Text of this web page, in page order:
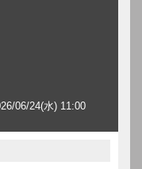
06/24(水) 11:00